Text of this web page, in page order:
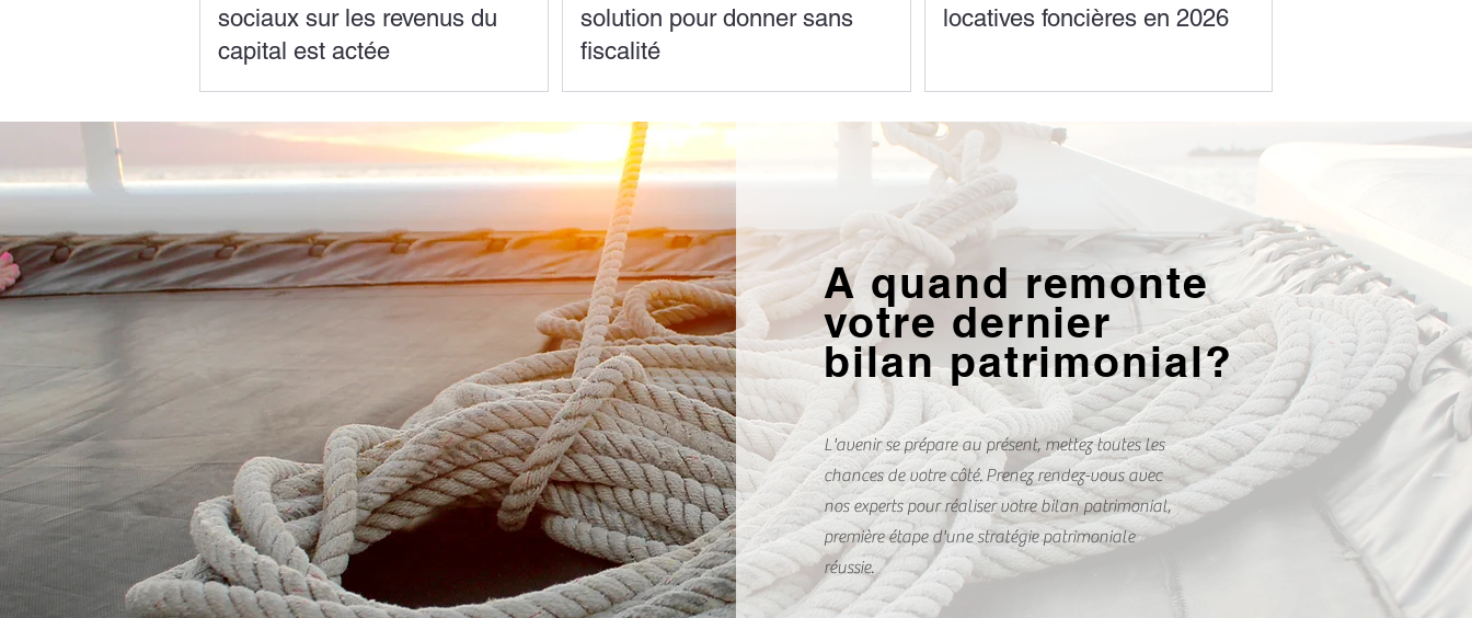
sociaux sur les revenus du
capital est actée
solution pour donner sans
fiscalité
locatives foncières en 2026
A quand remonte
votre dernier
bilan patrimonial?
L'avenir se prépare au présent, mettez toutes les
chances de votre côté. Prenez rendez-vous avec
nos experts pour réaliser votre bilan patrimonial,
première étape d'une stratégie patrimoniale
réussie.